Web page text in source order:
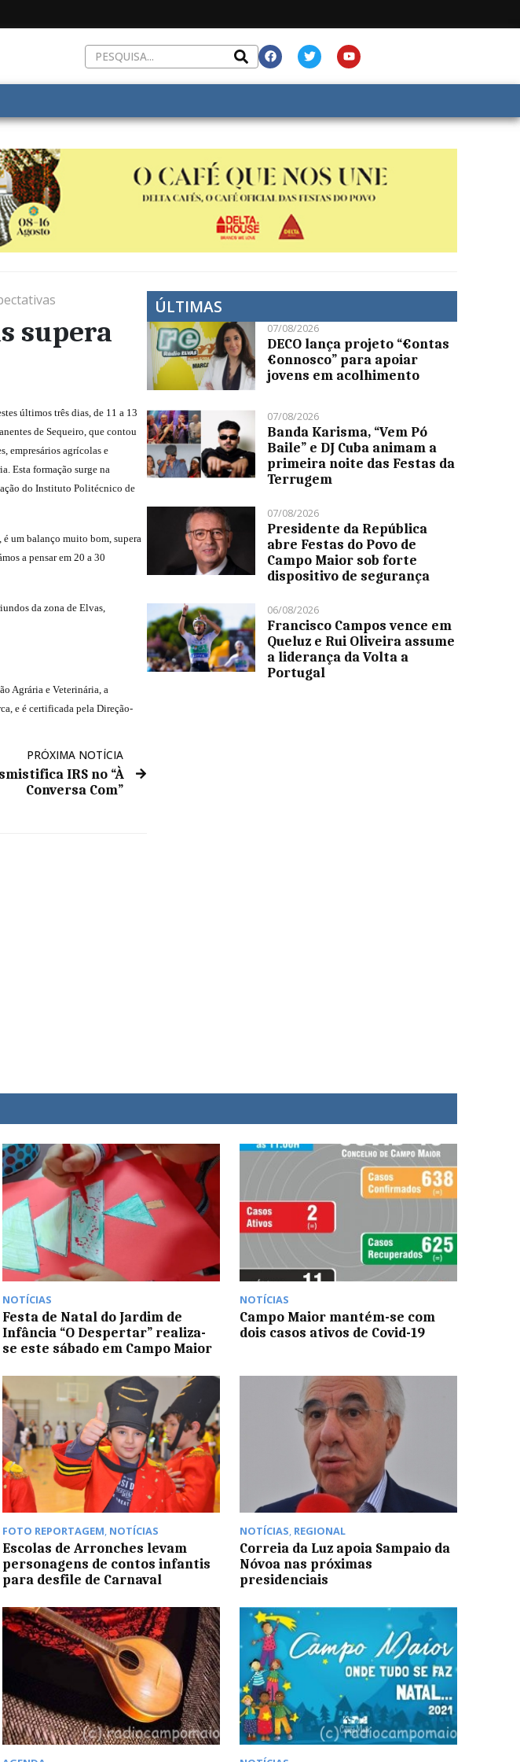
supera
últimos três dias, de 11 a 13
de Sequeiro, que contou
empresários agrícolas e
Esta formação surge na
do Instituto Politécnico de
um balanço muito bom, supera
a pensar em 20 a 30
da zona de Elvas,
Agrária e Veterinária, a
e é certificada pela Direção-
PRÓXIMA NOTÍCIA
IRS no “À
Conversa Com”
ÚLTIMAS
07/08/2026
DECO lança projeto “€ontas
€onnosco” para apoiar
jovens em acolhimento
07/08/2026
Banda Karisma, “Vem Pó
Baile” e DJ Cuba animam a
primeira noite das Festas da
Terrugem
07/08/2026
Presidente da República
abre Festas do Povo de
Campo Maior sob forte
dispositivo de segurança
06/08/2026
Francisco Campos vence em
Queluz e Rui Oliveira assume
a liderança da Volta a
Portugal
NOTÍCIAS
Festa de Natal do Jardim de
Infância “O Despertar” realiza-
se este sábado em Campo Maior
NOTÍCIAS
Campo Maior mantém-se com
dois casos ativos de Covid-19
FOTO REPORTAGEM, NOTÍCIAS
Escolas de Arronches levam
personagens de contos infantis
para desfile de Carnaval
NOTÍCIAS, REGIONAL
Correia da Luz apoia Sampaio da
Nóvoa nas próximas
presidenciais